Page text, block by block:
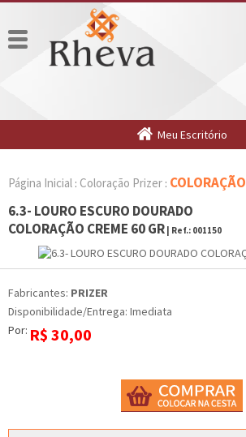
Meu Escritório
Página Inicial : Coloração Prizer : COLORAÇÃO
6.3- LOURO ESCURO DOURADO
COLORAÇÃO CREME 60 GR | Ref.: 001150
Fabricantes: PRIZER
Disponibilidade/Entrega: Imediata
Por: R$ 30,00